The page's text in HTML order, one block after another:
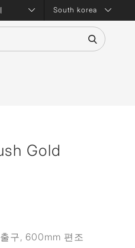
South korea
Gold
구, 600mm 편조